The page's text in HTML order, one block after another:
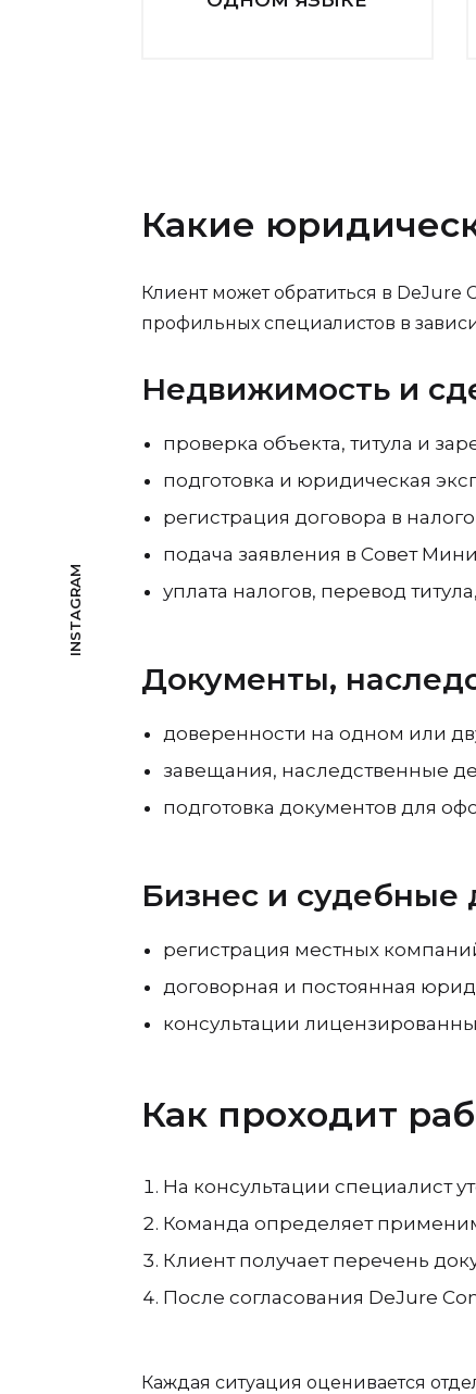
INSTAGRAM
Какие
Клиент может обратиться в
профильных специалистов в
Недвижимость и
проверка объекта, титула и
подготовка и юридическая
регистрация договора в
подача заявления в Совет
уплата налогов, перевод
Документы,
доверенности на одном или
завещания, наследственные
подготовка документов для
Бизнес и судебные
регистрация местных
договорная и постоянная
консультации
Как проходит
На консультации специалист
Команда определяет
Клиент получает перечень
После согласования DeJure
Каждая ситуация оценивается